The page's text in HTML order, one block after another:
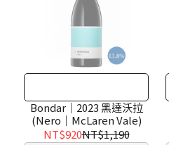
Bondar｜2023 黑達沃拉
(Nero｜McLaren Vale)
NT$920NT$1,190